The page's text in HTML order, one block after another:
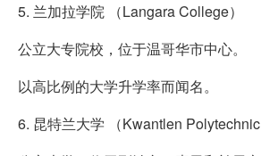
5. 兰加拉学院 （Langara College）
公立大专院校，位于温哥华市中心。
以高比例的大学升学率而闻名。
6. 昆特兰大学 （Kwantlen Polytechnic